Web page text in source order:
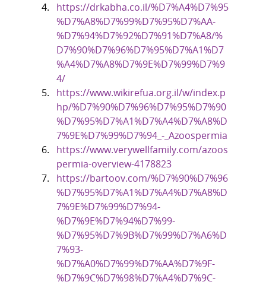
https://drkabha.co.il/%D7%A4%D7%95
%D7%A8%D7%99%D7%95%D7%AA-
%D7%94%D7%92%D7%91%D7%A8/%
D7%90%D7%96%D7%95%D7%A1%D7
%A4%D7%A8%D7%9E%D7%99%D7%9
4/
https://www.wikirefua.org.il/w/index.p
hp/%D7%90%D7%96%D7%95%D7%90
%D7%95%D7%A1%D7%A4%D7%A8%D
7%9E%D7%99%D7%94_-_Azoospermia
https://www.verywellfamily.com/azoos
permia-overview-4178823
https://bartoov.com/%D7%90%D7%96
%D7%95%D7%A1%D7%A4%D7%A8%D
7%9E%D7%99%D7%94-
%D7%9E%D7%94%D7%99-
%D7%95%D7%9B%D7%99%D7%A6%D
7%93-
%D7%A0%D7%99%D7%AA%D7%9F-
%D7%9C%D7%98%D7%A4%D7%9C-